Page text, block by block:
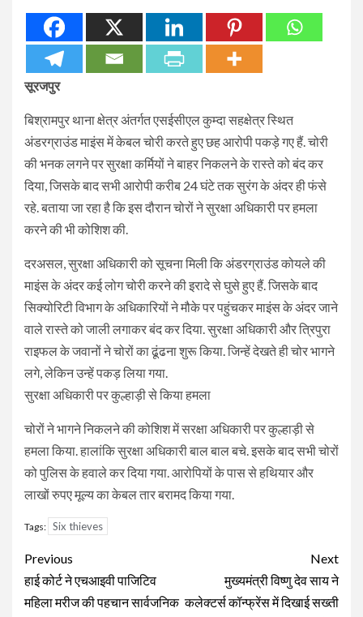
सूरजपुर
बिश्रामपुर थाना क्षेत्र अंतर्गत एसईसीएल कुम्दा सहक्षेत्र स्थित
अंडरग्राउंड माइंस में केबल चोरी करते हुए छह आरोपी पकड़े गए हैं. चोरी
की भनक लगने पर सुरक्षा कर्मियों ने बाहर निकलने के रास्ते को बंद कर
दिया, जिसके बाद सभी आरोपी करीब 24 घंटे तक सुरंग के अंदर ही फंसे
रहे. बताया जा रहा है कि इस दौरान चोरों ने सुरक्षा अधिकारी पर हमला
करने की भी कोशिश की.
दरअसल, सुरक्षा अधिकारी को सूचना मिली कि अंडरग्राउंड कोयले की
माइंस के अंदर कई लोग चोरी करने की इरादे से घुसे हुए हैं. जिसके बाद
सिक्योरिटी विभाग के अधिकारियों ने मौके पर पहुंचकर माइंस के अंदर जाने
वाले रास्ते को जाली लगाकर बंद कर दिया. सुरक्षा अधिकारी और त्रिपुरा
राइफल के जवानों ने चोरों का ढूंढना शुरू किया. जिन्हें देखते ही चोर भागने
लगे, लेकिन उन्हें पकड़ लिया गया.
सुरक्षा अधिकारी पर कुल्हाड़ी से किया हमला
चोरों ने भागने निकलने की कोशिश में सरक्षा अधिकारी पर कुल्हाड़ी से
हमला किया. हालांकि सुरक्षा अधिकारी बाल बाल बचे. इसके बाद सभी चोरों
को पुलिस के हवाले कर दिया गया. आरोपियों के पास से हथियार और
लाखों रुपए मूल्य का केबल तार बरामद किया गया.
Tags: Six thieves
Continue
Reading
Previous
हाई कोर्ट ने एचआइवी पाजिटिव
महिला मरीज की पहचान सार्वजनिक
Next
मुख्यमंत्री विष्णु देव साय ने
कलेक्टर्स कॉन्फ्रेंस में दिखाई सख्ती